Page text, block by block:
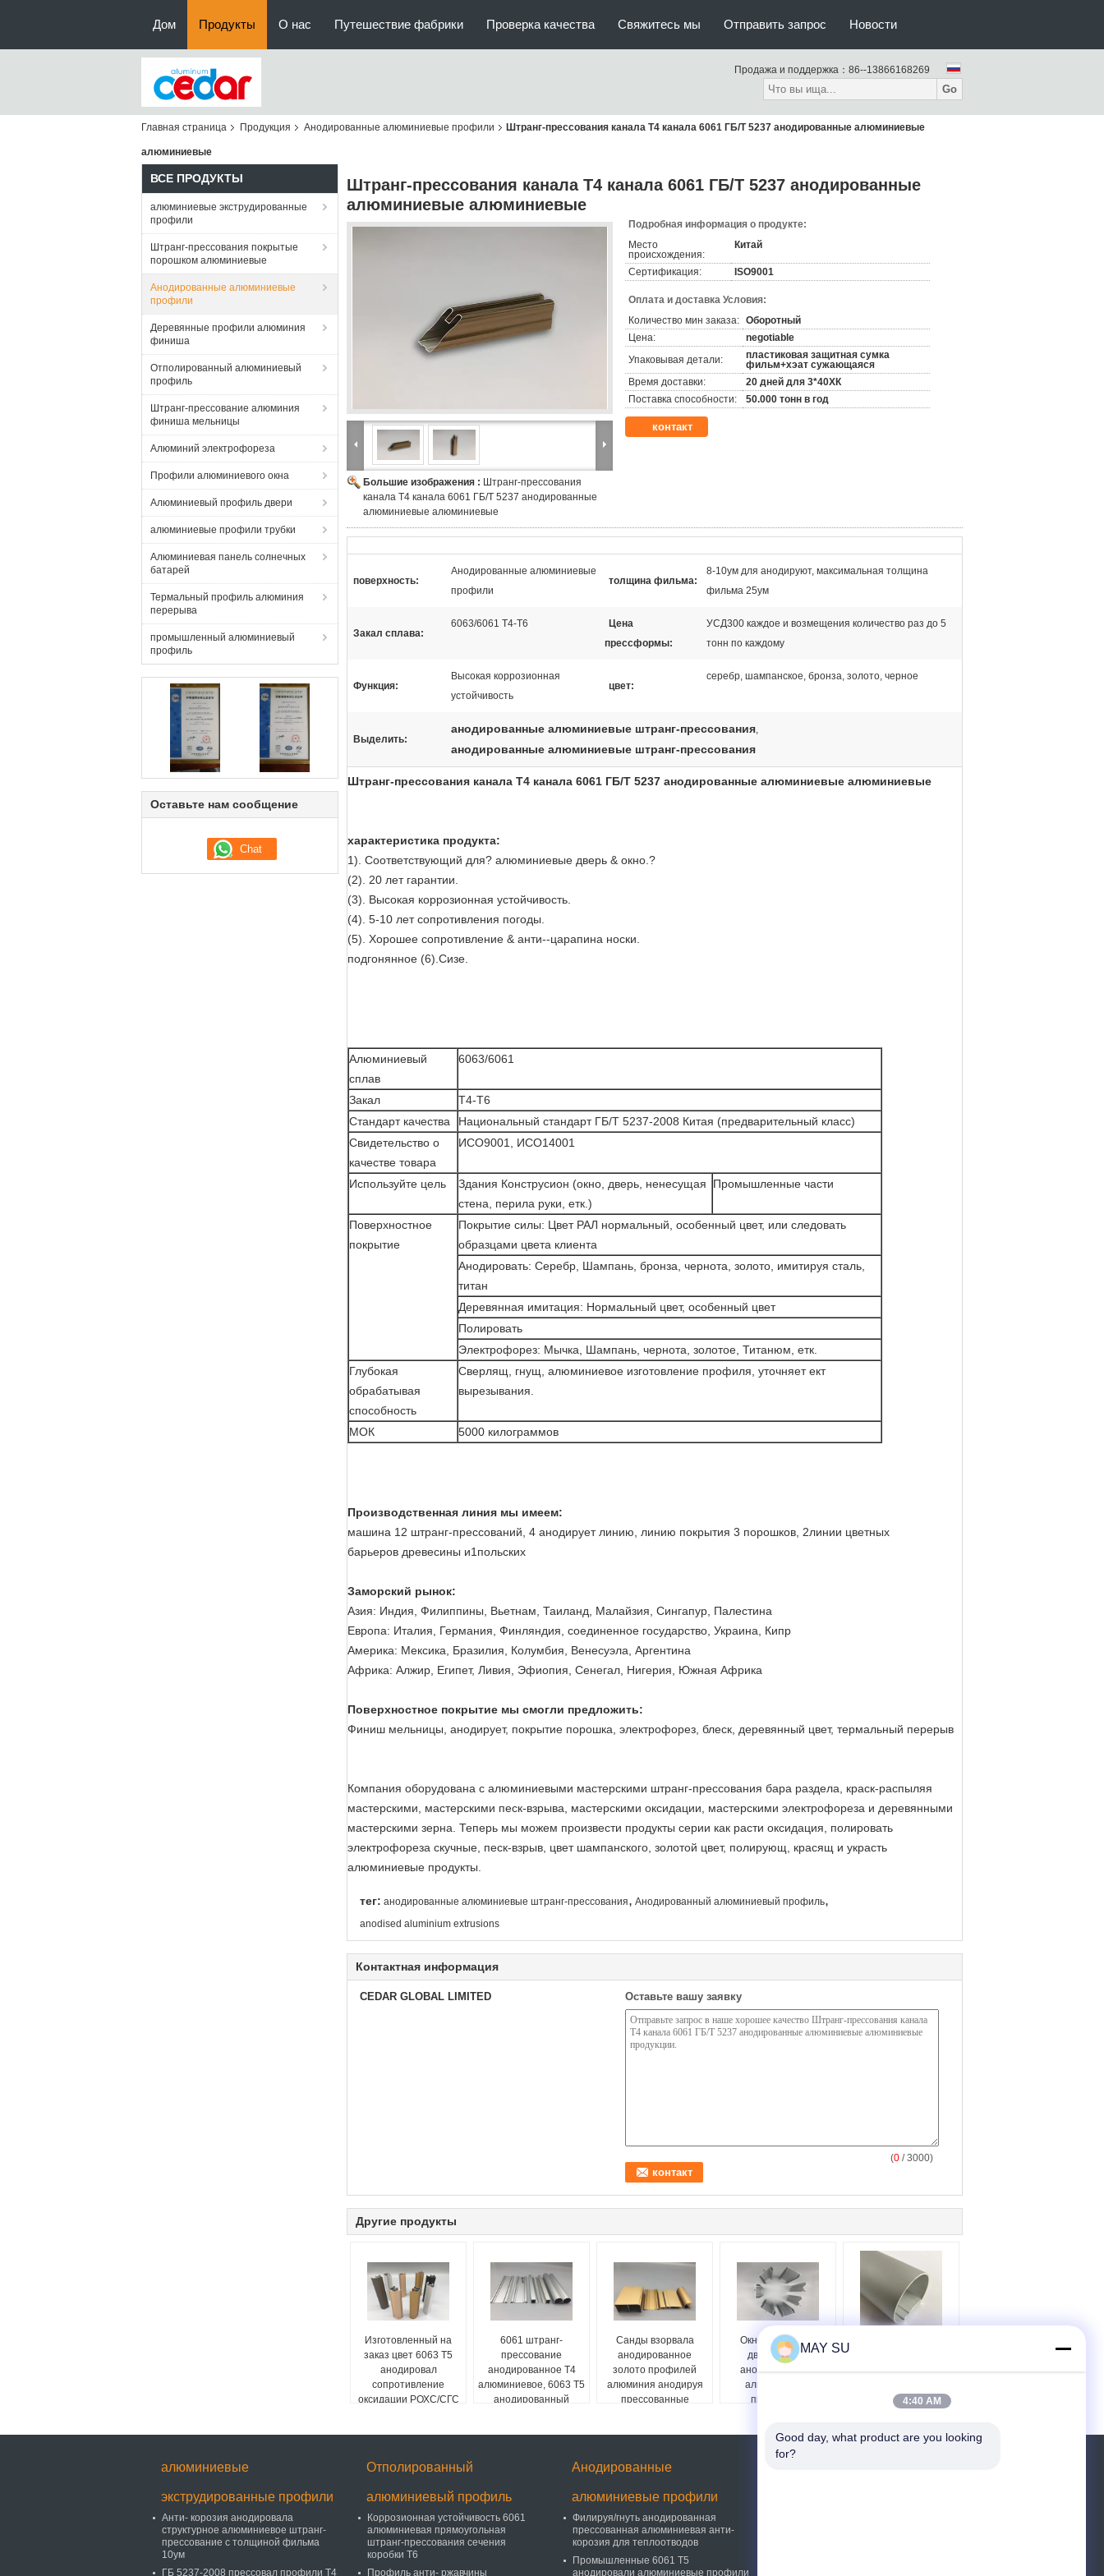
Дом Продукты О нас Путешествие фабрики Проверка качества Свяжитесь мы Отправить запрос Новости
Продажа и поддержка： 86--13866168269
Go
Главная страница Продукция Анодированные алюминиевые профили Штранг-прессования канала Т4 канала 6061 ГБ/Т 5237 анодированные алюминиевые
алюминиевые
ВСЕ ПРОДУКТЫ
алюминиевые экструдированные
профили
Штранг-прессования покрытые
порошком алюминиевые
Анодированные алюминиевые
профили
Деревянные профили алюминия
финиша
Отполированный алюминиевый
профиль
Штранг-прессование алюминия
финиша мельницы
Алюминий электрофореза
Профили алюминиевого окна
Алюминиевый профиль двери
алюминиевые профили трубки
Алюминиевая панель солнечных
батарей
Термальный профиль алюминия
перерыва
промышленный алюминиевый
профиль
Оставьте нам сообщение
Штранг-прессования канала Т4 канала 6061 ГБ/Т 5237 анодированные
алюминиевые алюминиевые
Большие изображения : Штранг-прессования
канала Т4 канала 6061 ГБ/Т 5237 анодированные
алюминиевые алюминиевые
Подробная информация о продукте:
Место
происхождения:
Китай
Сертификация: ISO9001
Оплата и доставка Условия:
Количество мин заказа: Оборотный
Цена:
negotiable
Упаковывая детали:
пластиковая защитная сумка
фильм+хэат сужающаяся
Время доставки:
20 дней для 3*40ХК
Поставка способности:
50.000 тонн в год
контакт
поверхность:
Анодированные алюминиевые
профили
толщина фильма:
8-10ум для анодируют, максимальная толщина
фильма 25ум
Закал сплава:
6063/6061 Т4-Т6
Цена
прессформы:
УСД300 каждое и возмещения количество раз до 5
тонн по каждому
Функция:
Высокая коррозионная
устойчивость
цвет:
серебр, шампанское, бронза, золото, черное
Выделить:
анодированные алюминиевые штранг-прессования,
анодированные алюминиевые штранг-прессования
Штранг-прессования канала Т4 канала 6061 ГБ/Т 5237 анодированные алюминиевые алюминиевые
характеристика продукта:
1). Соответствующий для? алюминиевые дверь & окно.?
(2). 20 лет гарантии.
(3). Высокая коррозионная устойчивость.
(4). 5-10 лет сопротивления погоды.
(5). Хорошее сопротивление & анти--царапина носки.
подгонянное (6).Сизе.
Алюминиевый
сплав
6063/6061
Закал
Т4-Т6
Стандарт качества
Национальный стандарт ГБ/Т 5237-2008 Китая (предварительный класс)
Свидетельство о
качестве товара
ИСО9001, ИСО14001
Используйте цель
Здания Конструсион (окно, дверь, ненесущая
стена, перила руки, етк.)
Промышленные части
Поверхностное
покрытие
Покрытие силы: Цвет РАЛ нормальный, особенный цвет, или следовать
образцами цвета клиента
Анодировать: Серебр, Шампань, бронза, чернота, золото, имитируя сталь,
титан
Деревянная имитация: Нормальный цвет, особенный цвет
Полировать
Электрофорез: Мычка, Шампань, чернота, золотое, Титанюм, етк.
Глубокая
обрабатывая
способность
Сверлящ, гнущ, алюминиевое изготовление профиля, уточняет ект
вырезывания.
МОК 5000 килограммов
Производственная линия мы имеем:
машина 12 штранг-прессований, 4 анодирует линию, линию покрытия 3 порошков, 2линии цветных
барьеров древесины и1польских
Заморский рынок:
Азия: Индия, Филиппины, Вьетнам, Таиланд, Малайзия, Сингапур, Палестина
Европа: Италия, Германия, Финляндия, соединенное государство, Украина, Кипр
Америка: Мексика, Бразилия, Колумбия, Венесуэла, Аргентина
Африка: Алжир, Египет, Ливия, Эфиопия, Сенегал, Нигерия, Южная Африка
Поверхностное покрытие мы смогли предложить:
Финиш мельницы, анодирует, покрытие порошка, электрофорез, блеск, деревянный цвет, термальный перерыв
Компания оборудована с алюминиевыми мастерскими штранг-прессования бара раздела, краск-распыляя
мастерскими, мастерскими песк-взрыва, мастерскими оксидации, мастерскими электрофореза и деревянными
мастерскими зерна. Теперь мы можем произвести продукты серии как расти оксидация, полировать
электрофореза скучные, песк-взрыв, цвет шампанского, золотой цвет, полирующ, красящ и украсть
алюминиевые продукты.
тег: анодированные алюминиевые штранг-прессования, Анодированный алюминиевый профиль,
anodised aluminium extrusions
Контактная информация
CEDAR GLOBAL LIMITED Оставьте вашу заявку
(0 / 3000)
Другие продукты
Изготовленный на
заказ цвет 6063 Т5
анодировал
сопротивление
оксидации РОХС/СГС
6061 штранг-
прессование
анодированное Т4
алюминиевое, 6063 Т5
анодированный
Санды взорвала
анодированное
золото профилей
алюминия анодируя
прессованные
Окно и профили
дверных рам
анодированные
алюминиевые
прессовали
анодированный
6061 T6
алюминиевые
экструдированные профили
Анти- корозия анодировала
структурное алюминиевое штранг-
прессование с толщиной фильма
10ум
ГБ 5237-2008 прессовал профили Т4
Отполированный
алюминиевый профиль
Коррозионная устойчивость 6061
алюминиевая прямоугольная
штранг-прессования сечения
коробки Т6
Профиль анти- ржавчины
Анодированные
алюминиевые профили
Филируя/гнуть анодированная
прессованная алюминиевая анти-
корозия для теплоотводов
Промышленные 6061 Т5
анодировали алюминиевые профили
MAY SU
4:40 AM
Good day, what product are you looking
for?